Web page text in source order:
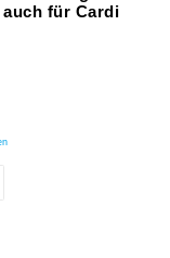
auch für Cardi